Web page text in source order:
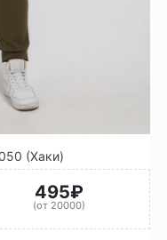
(Хаки)
495₽
(от 20000)